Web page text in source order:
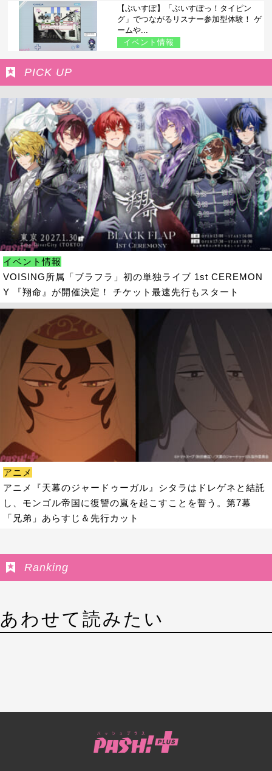
【ぶいすぽ】「ぶいすぽっ！タイピン
グ」でつながるリスナー参加型体験！ ゲ
ームや...
イベント情報
PICK UP
イベント情報
VOISING所属「ブラフラ」初の単独ライブ 1st CEREMON
Y 『翔命』が開催決定！ チケット最速先行もスタート
アニメ
アニメ『天幕のジャードゥーガル』シタラはドレゲネと結託
し、モンゴル帝国に復讐の嵐を起こすことを誓う。第7幕
「兄弟」あらすじ＆先行カット
Ranking
あわせて読みたい